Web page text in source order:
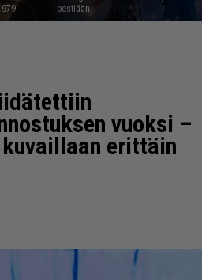
pestiään
vuoksi –
erittäin